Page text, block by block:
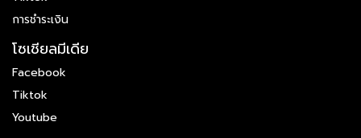
การชำระเงิน
โซเชียลมีเดีย
Facebook
Tiktok
Youtube